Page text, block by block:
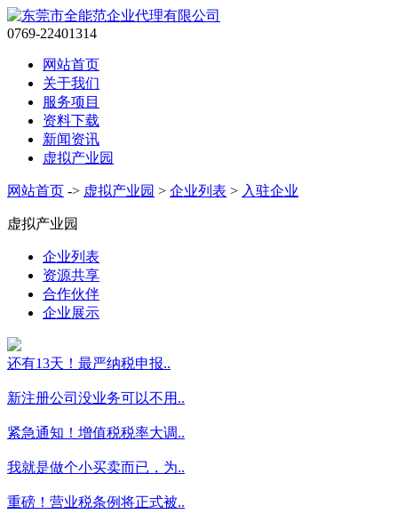
0769-22401314
网站首页
关于我们
服务项目
资料下载
新闻资讯
虚拟产业园
网站首页 -> 虚拟产业园 > 企业列表 > 入驻企业
虚拟产业园
企业列表
资源共享
合作伙伴
企业展示
还有13天！最严纳税申报..
新注册公司没业务可以不用..
紧急通知！增值税税率大调..
我就是做个小买卖而已，为..
重磅！营业税条例将正式被..